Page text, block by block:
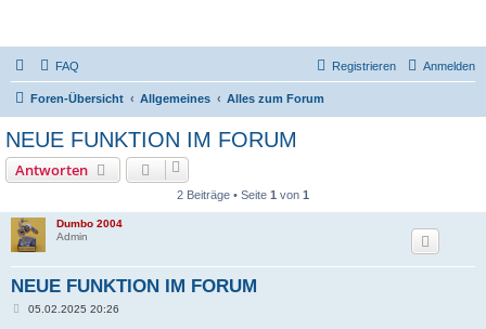
FAQ Anmelden
Registrieren
Foren-Übersicht Allgemeines Alles zum Forum
NEUE FUNKTION IM FORUM
Antworten
2 Beiträge • Seite 1 von 1
Dumbo 2004
Admin
NEUE FUNKTION IM FORUM
B05.02.2025 20:26